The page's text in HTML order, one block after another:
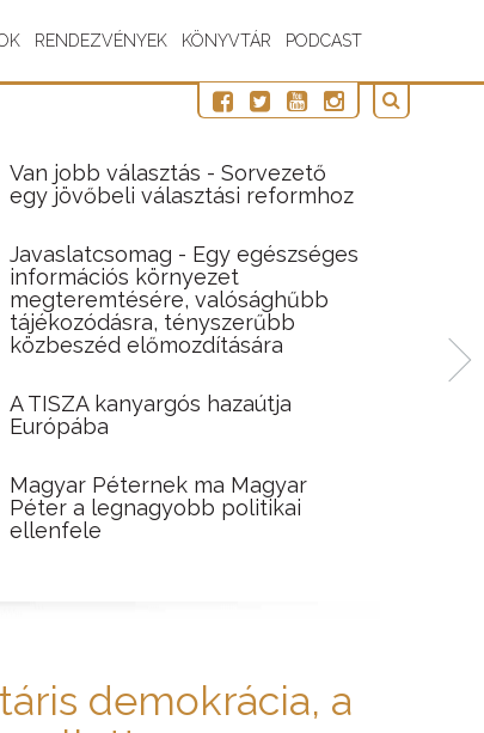
RENDEZVÉNYEK KÖNYVTÁR PODCAST
Van jobb választás - Sorvezető
egy jövőbeli választási reformhoz
Javaslatcsomag - Egy egészséges
információs környezet
megteremtésére, valósághűbb
tájékozódásra, tényszerűbb
közbeszéd előmozdítására
A TISZA kanyargós hazaútja
Európába
Magyar Péternek ma Magyar
Péter a legnagyobb politikai
ellenfele
demokrácia, a